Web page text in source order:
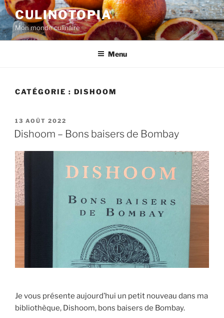
Aller
au
contenu
principal
CULINOTOPIA
Mon monde culinaire
Menu
CATÉGORIE : DISHOOM
PUBLIÉ
LE
13 AOÛT 2022
Dishoom – Bons baisers de Bombay
Je vous présente aujourd’hui un petit nouveau dans ma
bibliothèque, Dishoom, bons baisers de Bombay.